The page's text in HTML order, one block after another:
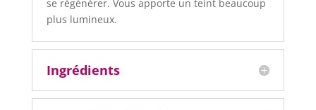
se régénérer. Vous apporte un teint beaucoup
plus lumineux.
Ingrédients